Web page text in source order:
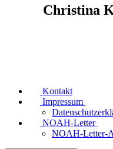
Christina
Kontakt
Impressum
NOAH-Letter
NOAH-Letter-